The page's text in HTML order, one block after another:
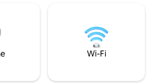
Wi-Fi